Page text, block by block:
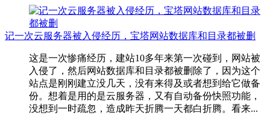
记一次云服务器被入侵经历，宝塔网站数据库和目录都被删
这是一次惨痛经历，建站10多年来第一次碰到，网站被
入侵了，然后网站数据库和目录都被删除了，因为这个
站点是刚刚建立没几天，没有来得及或者想到给它做备
份。想着是用的是云服务器，又有自动备份快照功能，
没想到一时疏忽，造成昨天折腾一天都白折腾。看来...